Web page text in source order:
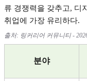
류 경쟁력을 갖추고, 디
취업에 가장 유리하다.
출처: 링커리어 커뮤니티-
분야